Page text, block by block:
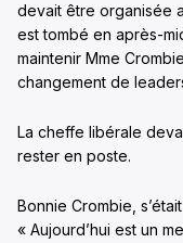
devait être organisée
est tombé en après-
maintenir Mme
changement de
La cheffe libérale
rester en poste.
Bonnie Crombie,
« Aujourd’hui est un